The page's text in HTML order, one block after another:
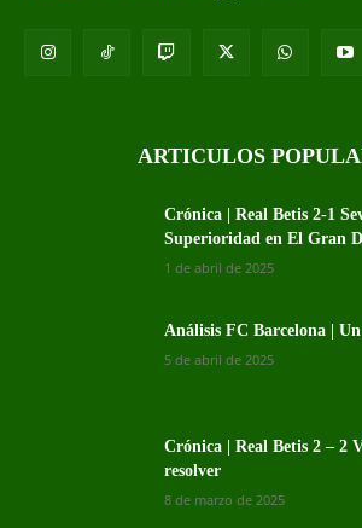
ARTICULOS
Crónica | Real Betis 2-1
Superioridad en El Gran
1 de abril de 2025
Análisis FC Barcelona |
5 de abril de 2025
Crónica | Real Betis 2 – 2
resolver
8 de marzo de 2025